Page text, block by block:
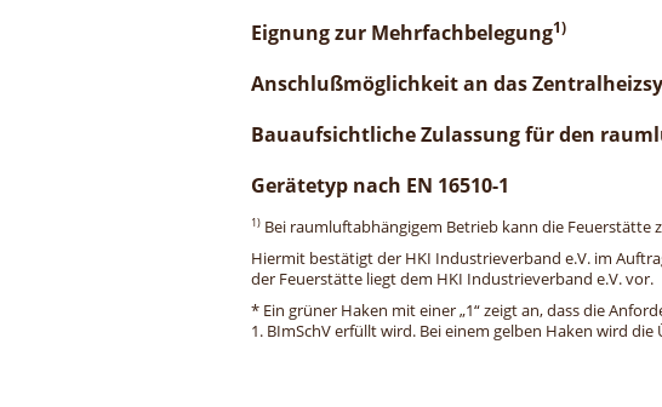
Eignung zur Mehrfachbelegung1)
Anschlußmöglichkeit an das
Bauaufsichtliche Zulassung für den
Gerätetyp nach EN 16510-1
1) Bei raumluftabhängigem Betrieb kann die Feuerstätte
Hiermit bestätigt der HKI Industrieverband e.V. im
der Feuerstätte liegt dem HKI Industrieverband e.V. vor.
* Ein grüner Haken mit einer „1“ zeigt an, dass die
1. BImSchV erfüllt wird. Bei einem gelben Haken wird